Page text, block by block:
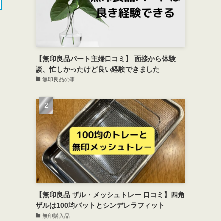
【無印良品パート主婦口コミ】 面接から体験
談、忙しかったけど良い経験できました
無印良品の事
【無印良品 ザル・メッシュトレー 口コミ】四角
ザルは100均バットとシンデレラフィット
無印購入品